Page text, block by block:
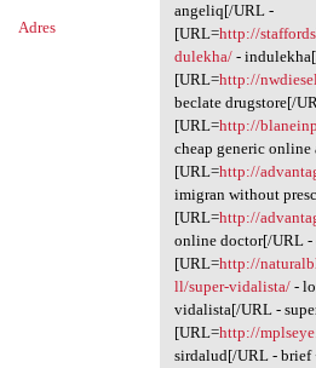
Adres
angeliq[/URL -
[URL=http://
dulekha/-
[URL=http://
beclate drugstore[/
[URL=http://
cheap generic online
[URL=http://
imigran without
[URL=http://
online doctor[/URL
[URL=http://
ll/super-vidalista/-
vidalista[/URL -
[URL=http://
sirdalud[/URL - brief